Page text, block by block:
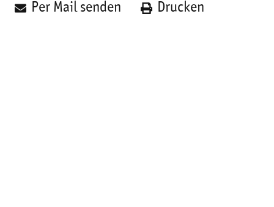
Per Mail senden Drucken